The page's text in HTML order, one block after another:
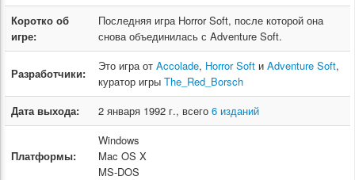
Коротко об
игре:
Последняя игра Horror Soft, после которой она
снова объединилась с Adventure Soft.
Разработчики:
Это игра от Accolade, Horror Soft и Adventure Soft,
куратор игры The_Red_Borsch
Дата выхода:
2 января 1992 г., всего 6 изданий
Платформы:
Windows
Mac OS X
MS-DOS